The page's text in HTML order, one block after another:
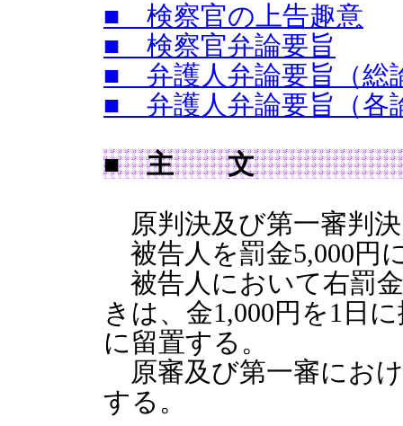
■ 検察官の上告趣意
■ 検察官弁論要旨
■ 弁護人弁論要旨（総
■ 弁護人弁論要旨（各
■ 主 文
原判決及び第一審判
被告人を罰金5,000円
被告人において右罰
きは、金1,000円を1日
に留置する。
原審及び第一審にお
する。